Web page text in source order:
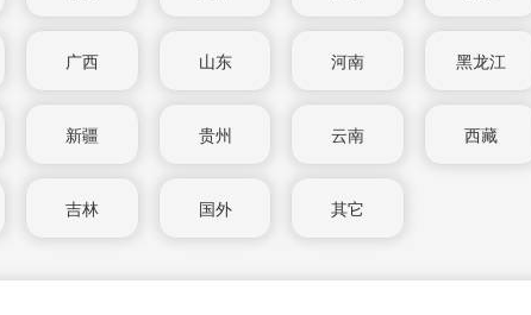
广西 山东 河南 黑龙江
新疆 贵州 云南 西藏
吉林 国外 其它